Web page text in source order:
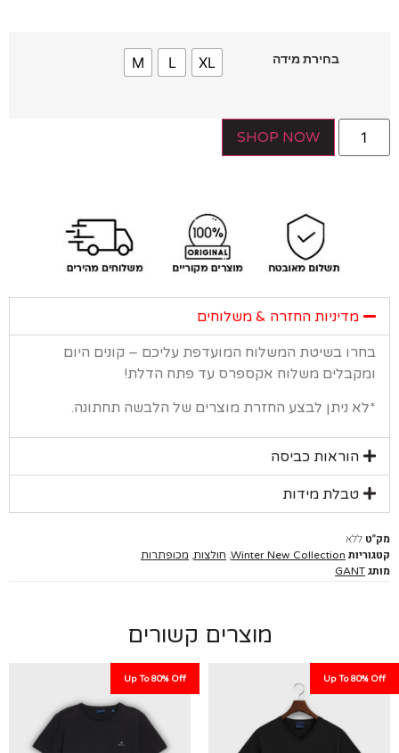
בחירת מידה L
M
SHOP NOW
מדיניות החזרה & משלוחים
בשיטת המשלוח המועדפת עליכם – קונים היום
משלוח אקספרס עד פתח הדלת!
ניתן לבצע החזרת מוצרים של הלבשה תחתונה.
הוראות כביסה
טבלת מידות
ללא
Winter New Collection
,חולצות ,מכופתרות
GANT
מוצרים קשורים
Up To
Up To 80% Off